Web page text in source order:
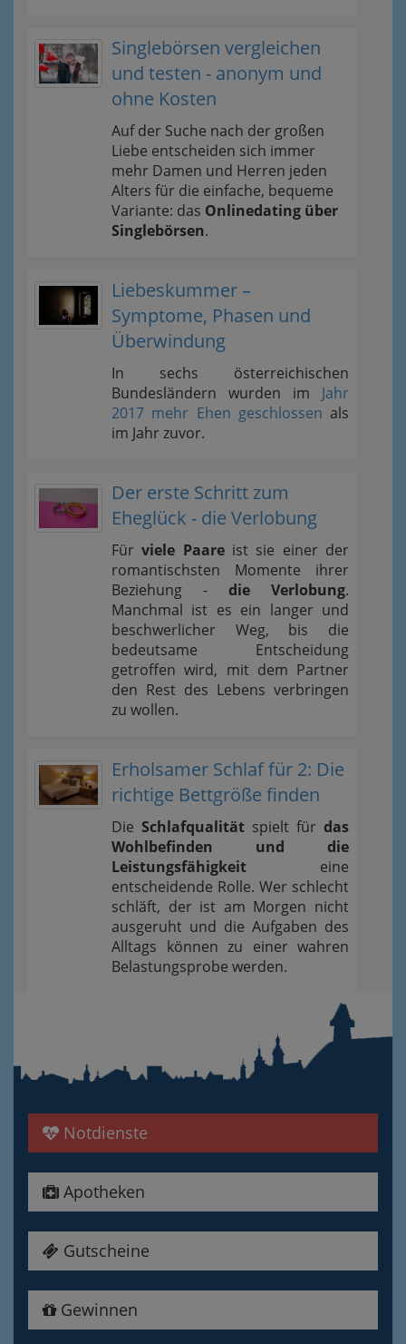
Singlebörsen vergleichen
und testen - anonym und
ohne Kosten
Auf der Suche nach der großen
Liebe entscheiden sich immer
mehr Damen und Herren jeden
Alters für die einfache, bequeme
Variante: das Onlinedating über
Singlebörsen.
Liebeskummer –
Symptome, Phasen und
Überwindung
In sechs österreichischen
Bundesländern wurden im Jahr
2017 mehr Ehen geschlossen als
im Jahr zuvor.
Der erste Schritt zum
Eheglück - die Verlobung
Fürviele Paareist sie einer der
romantischsten Momente ihrer
Beziehung - die Verlobung.
Manchmal ist es ein langer und
beschwerlicher Weg, bis die
bedeutsame Entscheidung
getroffen wird, mit dem Partner
den Rest des Lebens verbringen
zu wollen.
Erholsamer Schlaf für 2: Die
richtige Bettgröße finden
Die Schlafqualität spielt für das
Wohlbefinden und die
Leistungsfähigkeit eine
entscheidende Rolle. Wer schlecht
schläft, der ist am Morgen nicht
ausgeruht und die Aufgaben des
Alltags können zu einer wahren
Belastungsprobe werden.
Notdienste
Apotheken
Gutscheine
Gewinnen